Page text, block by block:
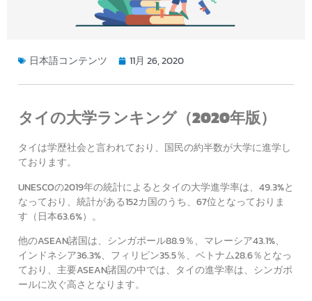
日本語コンテンツ 11月 26, 2020
タイの大学ランキング（2020年版）
タイは学歴社会と言われており、国民の約半数が大学に進学し
ております。
UNESCOの2019年の統計によるとタイの大学進学率は、49.3%と
なっており、統計がある152カ国のうち、67位となっておりま
す（日本63.6%）。
他のASEAN諸国は、シンガポール88.9％、マレーシア43.1%、
インドネシア36.3%、フィリピン35.5％、ベトナム28.6％となっ
ており、主要ASEAN諸国の中では、タイの進学率は、シンガポ
ールに次ぐ高さとなります。